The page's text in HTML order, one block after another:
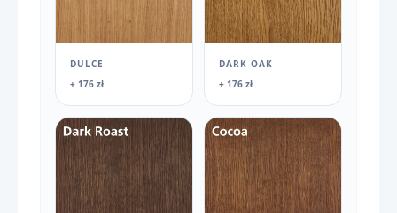
DULCE
+ 176 zł
DARK OAK
+ 176 zł